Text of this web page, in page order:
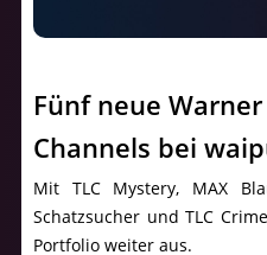
Fünf neue
Channels bei
Mit TLC Mystery, MAX
Schatzsucher und TLC
Portfolio weiter aus.